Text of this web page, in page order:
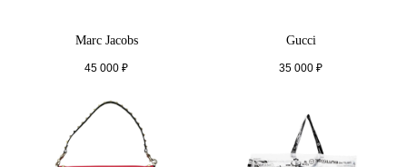
Marc Jacobs
45 000 ₽
Gucci
35 000 ₽